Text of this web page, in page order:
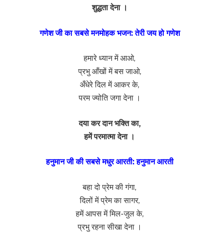
शुद्धता देना ।
गणेश जी का सबसे मनमोहक भजन: तेरी जय हो गणेश
हमारे ध्यान में आओ,
प्रभु आँखों में बस जाओ,
अँधेरे दिल में आकर के,
परम ज्योति जगा देना ।
दया कर दान भक्ति का,
हमें परमात्मा देना ।
हनुमान जी की सबसे मधुर आरती: हनुमान आरती
बहा दो प्रेम की गंगा,
दिलों में प्रेम का सागर,
हमें आपस में मिल-जुल के,
प्रभु रहना सीखा देना ।